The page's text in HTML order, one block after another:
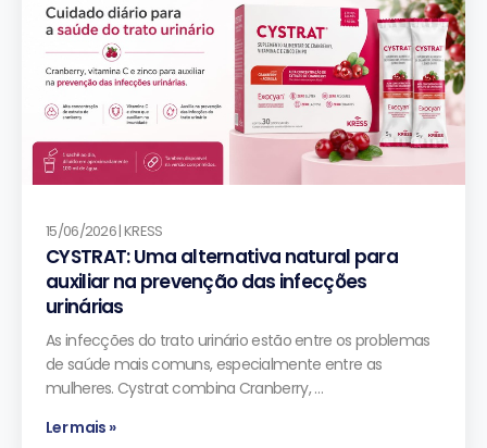
15/06/2026 | KRESS
CYSTRAT: Uma alternativa natural para
auxiliar na prevenção das infecções
urinárias
As infecções do trato urinário estão entre os problemas
de saúde mais comuns, especialmente entre as
mulheres. Cystrat combina Cranberry, …
Ler mais »